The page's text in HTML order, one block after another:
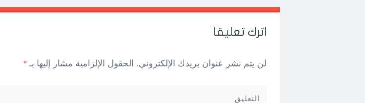
Post
navigation ←
→
اترك تعليقاً
لن يتم نشر عنوان بريدك الإلكتروني. الحقول الإلزامية مشار إليها بـ *
التعليق